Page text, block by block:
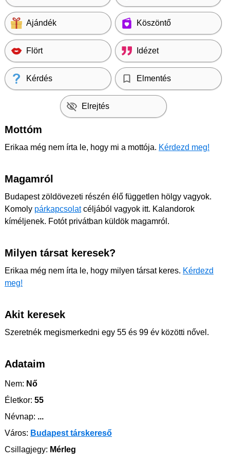
Ajándék Köszöntő
Flört Idézet
Kérdés Elmentés
Elrejtés
Mottóm
Erikaa még nem írta le, hogy mi a mottója. Kérdezd meg!
Magamról
Budapest zöldövezeti részén élő független hölgy vagyok.
Komoly párkapcsolatcéljából vagyok itt. Kalandorok
kíméljenek. Fotót privátban küldök magamról.
Milyen társat keresek?
Erikaa még nem írta le, hogy milyen társat keres. Kérdezd
meg!
Akit keresek
Szeretnék megismerkedni egy 55 és 99 év közötti nővel.
Adataim
Nem: Nő
Életkor: 55
Névnap: ...
Város: Budapest társkereső
Csillagjegy: Mérleg